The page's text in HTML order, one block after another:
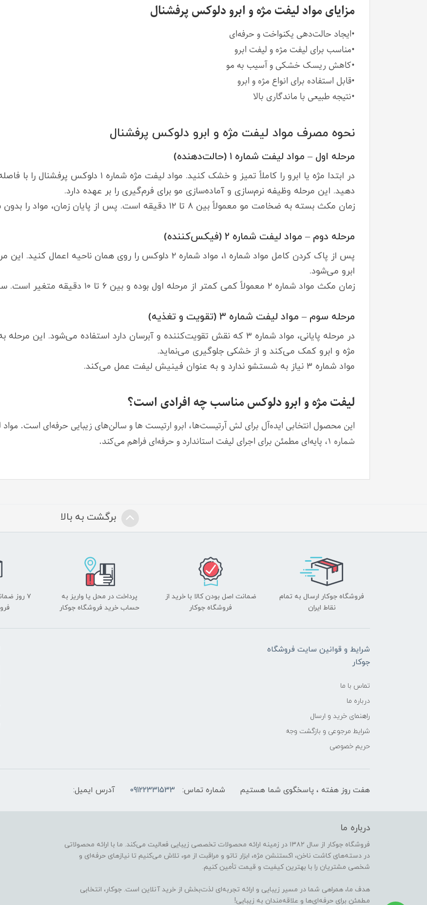
مزایای مواد لیفت مژه و ابرو دلوکس پرفشنال
•ایجاد حالت‌دهی یکنواخت و حرفه‌ای
•مناسب برای لیفت مژه و لیفت ابرو
•کاهش ریسک خشکی و آسیب به مو
•قابل استفاده برای انواع مژه و ابرو
•نتیجه طبیعی با ماندگاری بالا
نحوه مصرف مواد لیفت مژه و ابرو دلوکس پرفشنال
مرحله اول – مواد لیفت شماره ۱ (حالت‌دهنده)
در ابتدا مژه یا ابرو را کاملاً تمیز و خشک کنید. مواد
دهید. این مرحله وظیفه نرم‌سازی و آماده‌سازی مو برای فرم‌گیری را بر عهده دارد.
زمان مکث بسته به ضخامت مو معمولاً بین ۸ تا ۱۲ دقیقه است. پس از پایان زمان، مواد را بدون شستشو به آرامی پاک کنید.
مرحله دوم – مواد لیفت شماره ۲ (فیکس‌کننده)
پس از پاک کردن کامل مواد شماره ۱، مواد شماره ۲ دلوکس را روی
ابرو می‌شود.
زمان مکث مواد شماره ۲ معمولاً کمی کمتر از مرحله اول بوده و بین ۶ تا ۱۰ دقیقه متغیر است. سپس مواد را کاملاً پاک نمایید.
مرحله سوم – مواد لیفت شماره ۳ (تقویت و تغذیه)
در مرحله پایانی، مواد شماره ۳ که نقش تقویت‌کننده و آبرسان دارد استفاده
مژه و ابرو کمک می‌کند و از خشکی جلوگیری می‌نماید.
مواد شماره ۳ نیاز به شستشو ندارد و به عنوان فینیش لیفت عمل می‌کند.
لیفت مژه و ابرو دلوکس مناسب چه افرادی است؟
این محصول انتخابی ایده‌آل برای لش آرتیست‌ها، ابرو ارتیست ها و سالن‌های زیبایی حرفه‌ای است.
شماره ۱، پایه‌ای مطمئن برای اجرای لیفت استاندارد و حرفه‌ای فراهم می‌کند.
برگشت به بالا
فروشگاه جوکار ارسال به تمام
نقاط ایران
ضمانت اصل بودن کالا با خرید از
فروشگاه جوکار
پرداخت در محل یا واریز به
حساب خرید فروشگاه جوکار
۷ روز
شرایط و قوانین سایت فروشگاه
جوکار
تماس با ما
درباره ما
راهنمای خرید و ارسال
شرایط مرجوعی و بازگشت وجه
حریم خصوصی
هفت روز هفته ، پاسخگوی شما هستیم شماره تماس: 09122331533 آدرس ایمیل:
درباره ما
فروشگاه جوکار از سال ۱۳۸۲ در زمینه ارائه محصولات تخصصی زیبایی فعالیت می‌کند. ما با ارائه محصولاتی
در دسته‌های کاشت ناخن، اکستنشن مژه، ابزار تاتو و مراقبت از مو، تلاش می‌کنیم تا نیازهای حرفه‌ای و
شخصی مشتریان را با بهترین کیفیت و قیمت تأمین کنیم.
هدف ما، همراهی شما در مسیر زیبایی و ارائه تجربه‌ای لذت‌بخش از خرید آنلاین است. جوکار، انتخابی
مطمئن برای حرفه‌ای‌ها و علاقه‌مندان به زیبایی!